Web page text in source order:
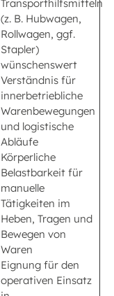
Transporthilfsmitteln
(z. B. Hubwagen,
Rollwagen, ggf.
Stapler)
wünschenswert
Verständnis für
innerbetriebliche
Warenbewegungen
und logistische
Abläufe
Körperliche
Belastbarkeit für
manuelle
Tätigkeiten im
Heben, Tragen und
Bewegen von
Waren
Eignung für den
operativen Einsatz